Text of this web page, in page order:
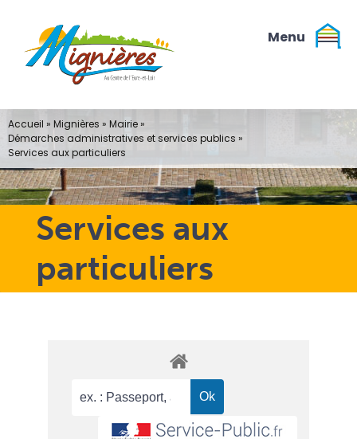
contenu
Services aux
particuliers
Accueil » Mignières » Mairie»
Démarches administratives et services publics »
Services aux particuliers